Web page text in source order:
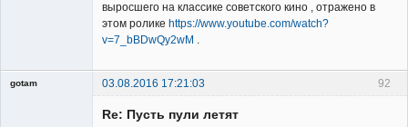
выросшего на классике советского кино , отражено в
этом ролике https://www.youtube.com/watch?
v=7_bBDwQy2wM .
92
gotam
03.08.2016 17:21:03
Re: Пусть пули летят